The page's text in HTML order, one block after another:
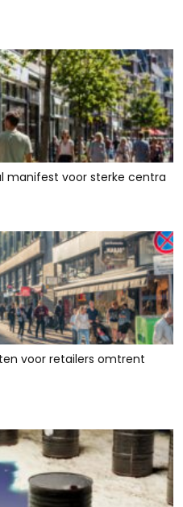
manifest voor sterke centra
voor retailers omtrent